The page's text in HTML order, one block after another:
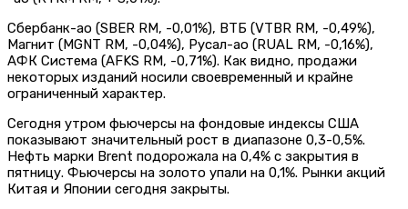
Сбербанк-ао (SBER RM, -0,01%), ВТБ (VTBR RM, -0,49%),
Магнит (MGNT RM, -0,04%), Русал-ао (RUAL RM, -0,16%),
АФК Система (AFKS RM, -0,71%). Как видно, продажи
некоторых изданий носили своевременный и крайне
ограниченный характер.
Сегодня утром фьючерсы на фондовые индексы США
показывают значительный рост в диапазоне 0,3-0,5%.
Нефть марки Brent подорожала на 0,4% с закрытия в
пятницу. Фьючерсы на золото упали на 0,1%. Рынки акций
Китая и Японии сегодня закрыты.